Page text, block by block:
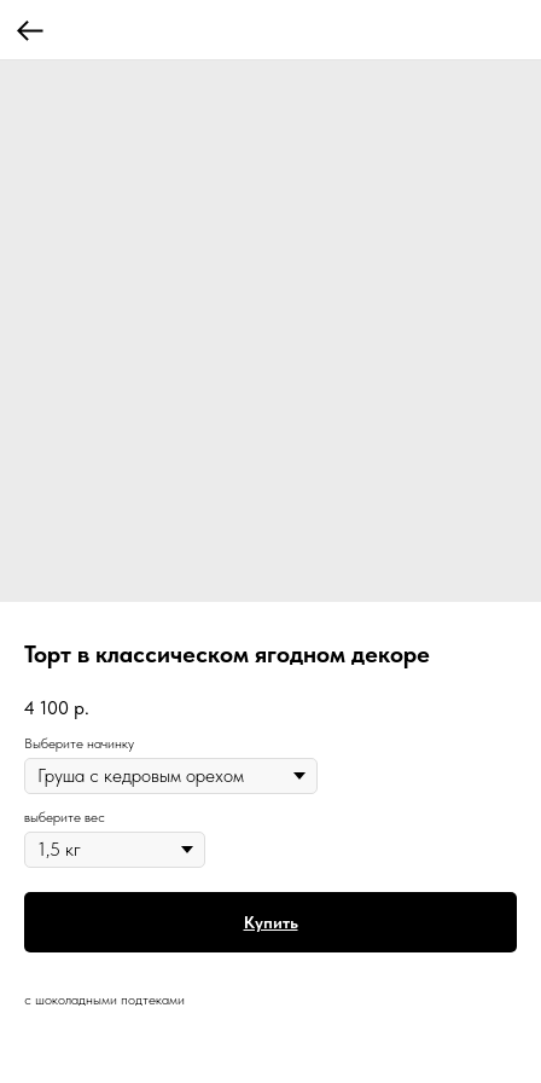
Торт в классическом ягодном декоре
4 100 р.
Выберите начинку
выберите вес
Купить
с шоколадными подтеками